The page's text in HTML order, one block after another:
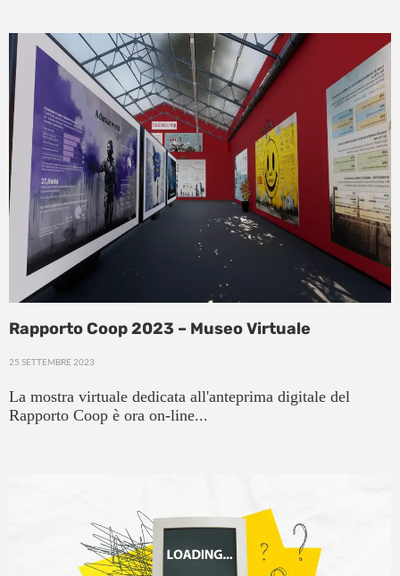
Rapporto Coop 2023 – Museo Virtuale
25 SETTEMBRE 2023
La mostra virtuale dedicata all'anteprima digitale del
Rapporto Coop è ora on-line...